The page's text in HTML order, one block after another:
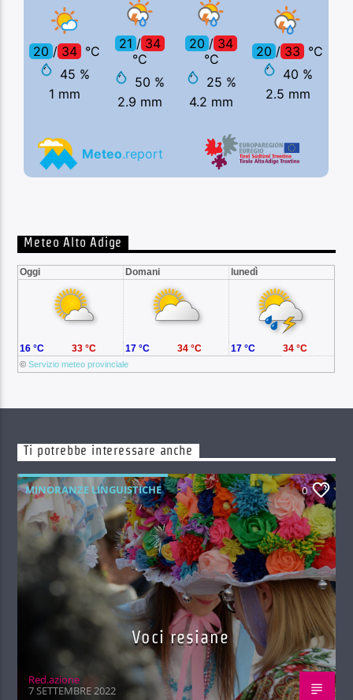
Meteo Alto Adige
Oggi Domani lunedì
©Servizio meteo provinciale
16 °C 33 °C 17 °C 34 °C 17 °C 34 °C
Ti potrebbe interessare anche
MINORANZE LINGUISTICHE 0
Voci resiane
Red.azione
7 SETTEMBRE 2022